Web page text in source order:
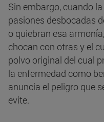
Sin embargo, cuando
pasiones desbocadas
o quiebran esa
chocan con otras y el
polvo original del cual
la enfermedad como
anuncia el peligro que
evite.